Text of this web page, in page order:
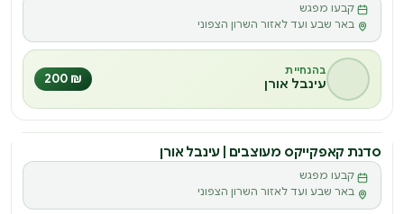
ס
קבעו מפגש
באר שבע ועד לאזור השרון הצפוני
בהנחיית
עינבל אורן ₪ 200
סדנה
ס
סדנת קאפקייקס מעוצבים | עינבל אורן
קבעו מפגש
באר שבע ועד לאזור השרון הצפוני